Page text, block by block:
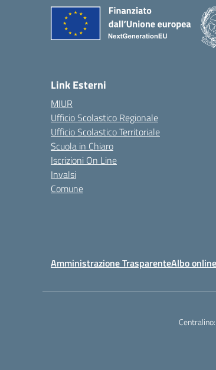
Link Esterni
MIUR
Ufficio Scolastico Regionale
Ufficio Scolastico Territoriale
Scuola in Chiaro
Iscrizioni On Line
Invalsi
Comune
Amministrazione TrasparenteAlbo online
Centralino: